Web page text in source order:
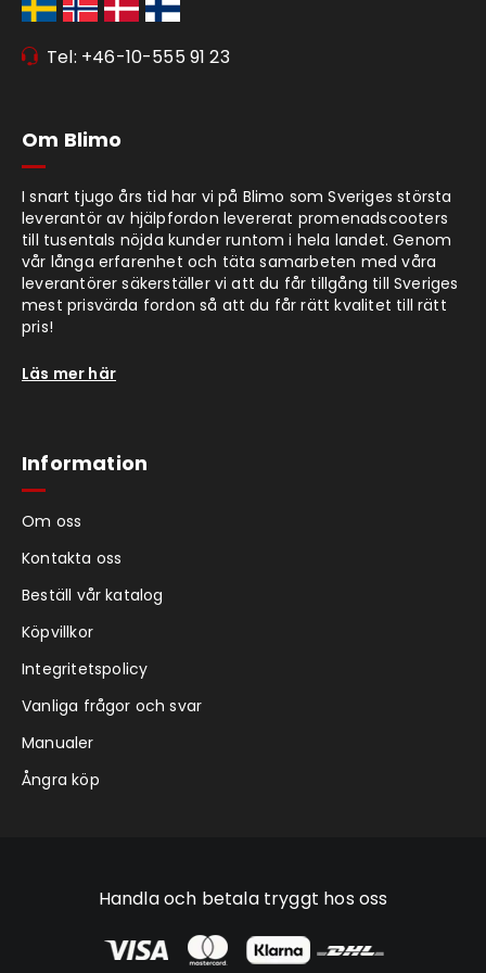
Tel: +46-10-555 91 23
Om Blimo
I snart tjugo års tid har vi på Blimo som Sveriges största
leverantör av hjälpfordon levererat promenadscooters
till tusentals nöjda kunder runtom i hela landet. Genom
vår långa erfarenhet och täta samarbeten med våra
leverantörer säkerställer vi att du får tillgång till Sveriges
mest prisvärda fordon så att du får rätt kvalitet till rätt
pris!
Läs mer här
Information
Om oss
Kontakta oss
Beställ vår katalog
Köpvillkor
Integritetspolicy
Vanliga frågor och svar
Manualer
Ångra köp
Handla och betala tryggt hos oss